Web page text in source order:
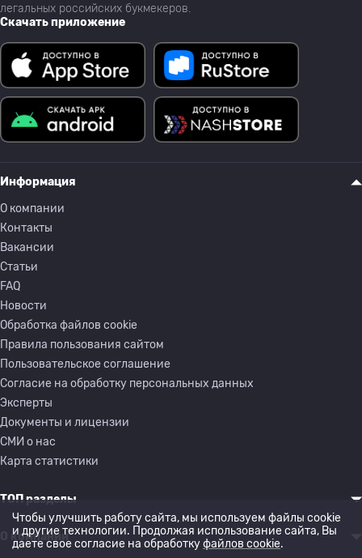
легальных российских букмекеров.
Скачать приложение
Информация
О компании
Контакты
Вакансии
Статьи
FAQ
Новости
Обработка файлов cookie
Правила пользования сайтом
Пользовательское соглашение
Согласие на обработку персональных данных
Эксперты
Документы и лицензии
СМИ о нас
Карта статистики
ТОП разделы
О компании
Чтобы улучшить работу сайта, мы используем файлы cookie
и другие технологии. Продолжая использование сайта, Вы
даете свое согласие на обработкуфайлов cookie.